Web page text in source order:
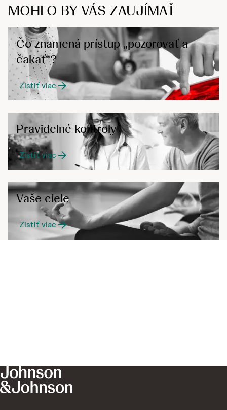
MOHLO BY VÁS ZAUJÍMAŤ
Čo znamená prístup „pozorovať a
čakať“?
Zistiť viac
Pravidelné kontroly
Zistiť viac
Vaše ciele
Zistiť viac